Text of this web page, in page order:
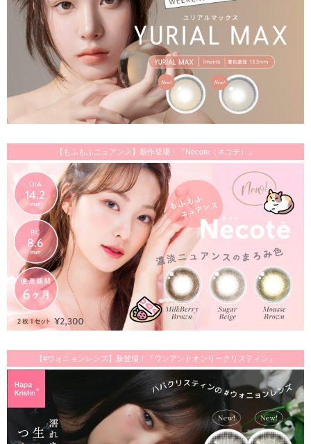
【もふもふニュアンス】新作登場！『Necote（ネコテ）』
【#ウォニョンレンズ】新登場！『ワンアンドオンリークリスティン』